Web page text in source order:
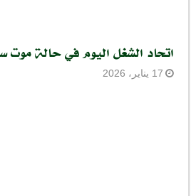
اتحاد الشغل اليوم في حالة موت
17 يناير، 2026